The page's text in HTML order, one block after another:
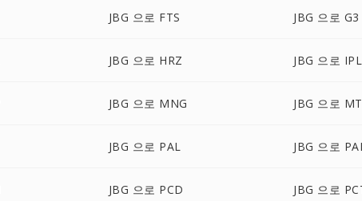
JBG 으로 FTS JBG 으로 G3
JBG 으로 HRZ JBG 으로 IPL
JBG 으로 MNG JBG 으로
JBG 으로 PAL JBG 으로
JBG 으로 PCD JBG 으로